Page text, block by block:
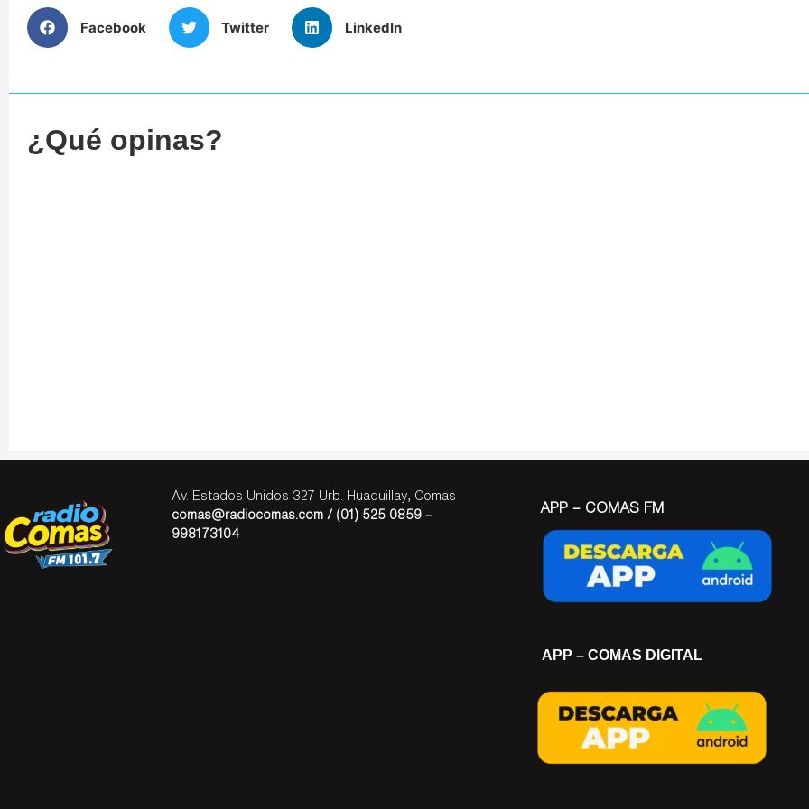
Facebook Twitter LinkedIn
¿Qué opinas?
Av. Estados Unidos 327 Urb. Huaquillay, Comas
comas@radiocomas.com / (01) 525 0859 –
998173104
APP – COMAS FM
APP – COMAS DIGITAL